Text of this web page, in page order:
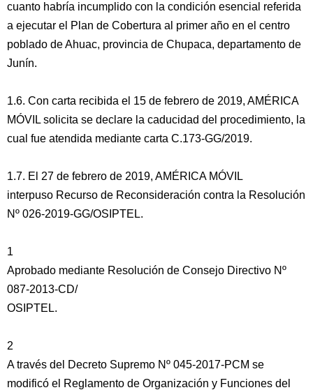
cuanto habría incumplido con la condición esencial referida
a ejecutar el Plan de Cobertura al primer año en el centro
poblado de Ahuac, provincia de Chupaca, departamento de
Junín.
1.6. Con carta recibida el 15 de febrero de 2019, AMÉRICA
MÓVIL solicita se declare la caducidad del procedimiento, la
cual fue atendida mediante carta C.173-GG/2019.
1.7. El 27 de febrero de 2019, AMÉRICA MÓVIL
interpuso Recurso de Reconsideración contra la Resolución
Nº 026-2019-GG/OSIPTEL.
1
Aprobado mediante Resolución de Consejo Directivo Nº
087-2013-CD/
OSIPTEL.
2
A través del Decreto Supremo Nº 045-2017-PCM se
modificó el Reglamento de Organización y Funciones del